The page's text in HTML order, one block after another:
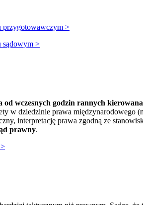
przygotowawczym >
sądowym >
wczesnych godzin rannych
w dziedzinie prawa międzynarodowego
interpretację prawa zgodną ze
prawny.